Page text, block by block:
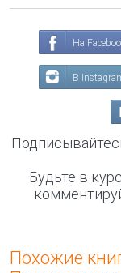
На
В
Будьте в
Похожие